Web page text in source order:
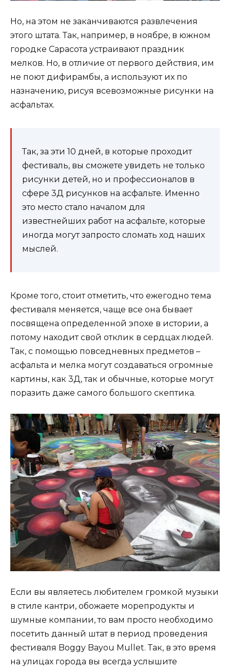
Но, на этом не заканчиваются развлечения
этого штата. Так, например, в ноябре, в южном
городке Сарасота устраивают праздник
мелков. Но, в отличие от первого действия, им
не поют дифирамбы, а используют их по
назначению, рисуя всевозможные рисунки на
асфальтах.
Так, за эти 10 дней, в которые проходит
фестиваль, вы сможете увидеть не только
рисунки детей, но и профессионалов в
сфере 3Д рисунков на асфальте. Именно
это место стало началом для
известнейших работ на асфальте, которые
иногда могут запросто сломать ход наших
мыслей.
Кроме того, стоит отметить, что ежегодно тема
фестиваля меняется, чаще все она бывает
посвящена определенной эпохе в истории, а
потому находит свой отклик в сердцах людей.
Так, с помощью повседневных предметов –
асфальта и мелка могут создаваться огромные
картины, как 3Д, так и обычные, которые могут
поразить даже самого большого скептика.
Если вы являетесь любителем громкой музыки
в стиле кантри, обожаете морепродукты и
шумные компании, то вам просто необходимо
посетить данный штат в период проведения
фестиваля Boggy Bayou Mullet. Так, в это время
на улицах города вы всегда услышите